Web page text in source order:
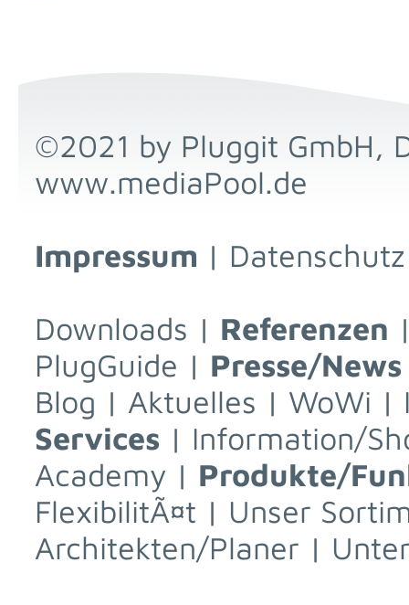
©2021 by Pluggit GmbH,
www.mediaPool.de
Impressum | Datenschutz
Downloads | Referenzen
PlugGuide | Presse/News
Blog | Aktuelles | WoWi |
Services | Information/
Academy | Produkte/
FlexibilitÃ¤t | Unser
Architekten/Planer |